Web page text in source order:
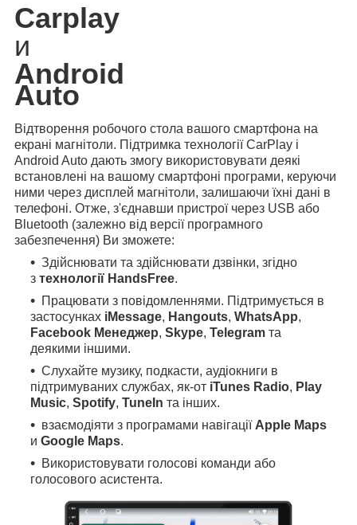
Carplay
и
Android
Auto
Відтворення робочого стола вашого смартфона на
екрані магнітоли. Підтримка технології CarPlay і
Android Auto дають змогу використовувати деякі
встановлені на вашому смартфоні програми, керуючи
ними через дисплей магнітоли, залишаючи їхні дані в
телефоні. Отже, з'єднавши пристрої через USB або
Bluetooth (залежно від версії програмного
забезпечення) Ви зможете:
Здійснювати та здійснювати дзвінки, згідно
з технології HandsFree.
Працювати з повідомленнями. Підтримується в
застосунках iMessage, Hangouts, WhatsApp,
Facebook Менеджер, Skype, Telegram та
деякими іншими.
Слухайте музику, подкасти, аудіокниги в
підтримуваних службах, як-от iTunes Radio, Play
Music, Spotify, TuneIn та інших.
взаємодіяти з програмами навігаціїApple Maps
и Google Maps.
Використовувати голосові команди або
голосового асистента.